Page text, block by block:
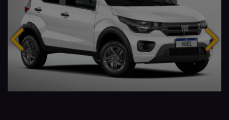
Anterior